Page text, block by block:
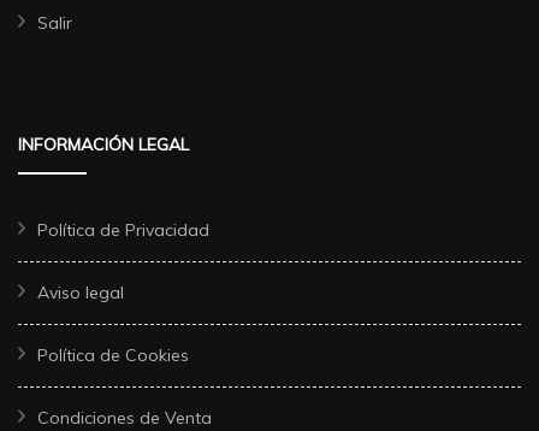
Salir
INFORMACIÓN LEGAL
Política de Privacidad
Aviso legal
Política de Cookies
Condiciones de Venta